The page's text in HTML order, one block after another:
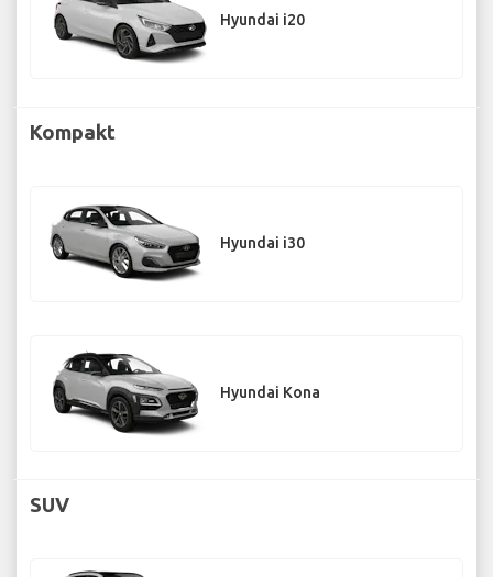
Hyundai i20
Kompakt
Hyundai i30
Hyundai Kona
SUV